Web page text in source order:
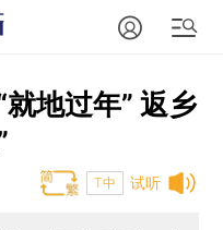
地过年” 返乡
试听
T中